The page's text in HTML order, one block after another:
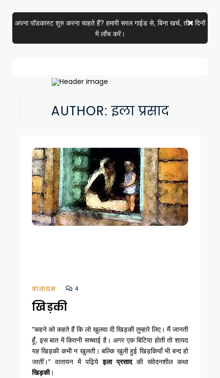
अपना पॉडकास्ट शुरु करना चाहते हैं? हमारी सरल गाईड से, बिना खर्च, तीन दिनों
में लाँच करें।
AUTHOR: इला प्रसाद
वातायन 4
खिड़की
"कहने को कहते हैं कि लो खुलवा दी खिड़की तुम्हारे लिए। मैं जानती
हूँ, इस बात में कितनी सच्चाई है। अगर एक बिटिया होती तो शायद
यह खिड़की कभी न खुलती। बल्कि खुली हुई खिड़कियाँ भी बन्द हो
जातीं।" वातायन में पढ़ियेइला प्रसादकी संवेदनशील कथा
खिड़की।